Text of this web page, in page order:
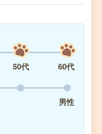
50代
60代
男性